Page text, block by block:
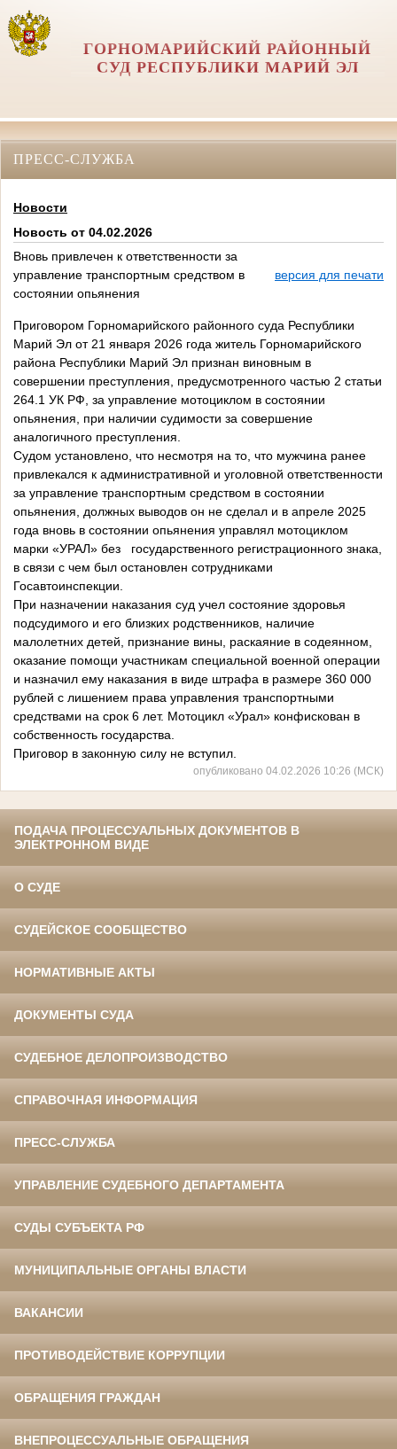
ГОРНОМАРИЙСКИЙ РАЙОННЫЙ
СУД РЕСПУБЛИКИ МАРИЙ ЭЛ
ПРЕСС-СЛУЖБА
Новости
Новость от 04.02.2026
Вновь привлечен к ответственности за
управление транспортным средством в
состоянии опьянения
версия для печати
Приговором Горномарийского районного суда Республики
Марий Эл от 21 января 2026 года житель Горномарийского
района Республики Марий Эл признан виновным в
совершении преступления, предусмотренного частью 2 статьи
264.1 УК РФ, за управление мотоциклом в состоянии
опьянения, при наличии судимости за совершение
аналогичного преступления.
Судом установлено, что несмотря на то, что мужчина ранее
привлекался к административной и уголовной ответственности
за управление транспортным средством в состоянии
опьянения, должных выводов он не сделал и в апреле 2025
года вновь в состоянии опьянения управлял мотоциклом
марки «УРАЛ» без государственного регистрационного знака,
в связи с чем был остановлен сотрудниками
Госавтоинспекции.
При назначении наказания суд учел состояние здоровья
подсудимого и его близких родственников, наличие
малолетних детей, признание вины, раскаяние в содеянном,
оказание помощи участникам специальной военной операции
и назначил ему наказания в виде штрафа в размере 360 000
рублей с лишением права управления транспортными
средствами на срок 6 лет. Мотоцикл «Урал» конфискован в
собственность государства.
Приговор в законную силу не вступил.
опубликовано 04.02.2026 10:26 (МСК)
ПОДАЧА ПРОЦЕССУАЛЬНЫХ ДОКУМЕНТОВ В
ЭЛЕКТРОННОМ ВИДЕ
О СУДЕ
СУДЕЙСКОЕ СООБЩЕСТВО
НОРМАТИВНЫЕ АКТЫ
ДОКУМЕНТЫ СУДА
СУДЕБНОЕ ДЕЛОПРОИЗВОДСТВО
СПРАВОЧНАЯ ИНФОРМАЦИЯ
ПРЕСС-СЛУЖБА
УПРАВЛЕНИЕ СУДЕБНОГО ДЕПАРТАМЕНТА
СУДЫ СУБЪЕКТА РФ
МУНИЦИПАЛЬНЫЕ ОРГАНЫ ВЛАСТИ
ВАКАНСИИ
ПРОТИВОДЕЙСТВИЕ КОРРУПЦИИ
ОБРАЩЕНИЯ ГРАЖДАН
ВНЕПРОЦЕССУАЛЬНЫЕ ОБРАЩЕНИЯ